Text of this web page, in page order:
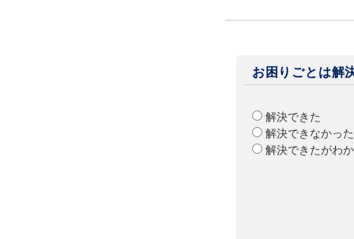
お困りごとは解
解決できた
解決できなかった
解決できたがわ